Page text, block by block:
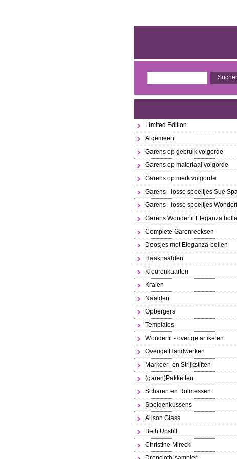
Limited Edition
Algemeen
Garens op gebruik volgorde
Garens op materiaal volgorde
Garens op merk volgorde
Garens - losse spoeltjes Sue
Garens - losse spoeltjes
Garens Wonderfil Eleganza
Complete Garenreeksen
Doosjes met Eleganza-bollen
Haaknaalden
Kleurenkaarten
Kralen
Naalden
Opbergers
Templates
Wonderfil - overige artikelen
Overige Handwerken
Markeer- en Strijkstiften
(garen)Pakketten
Scharen en Rolmessen
Speldenkussens
Alison Glass
Beth Upstill
Christine Mirecki